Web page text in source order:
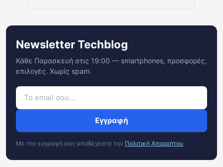
Newsletter Techblog
Κάθε Παρασκευή στις 19:00 — smartphones, προσφορές,
επιλογές. Χωρίς spam.
Εγγραφή
Με την εγγραφή σας αποδέχεστε την Πολιτική Απορρήτου.